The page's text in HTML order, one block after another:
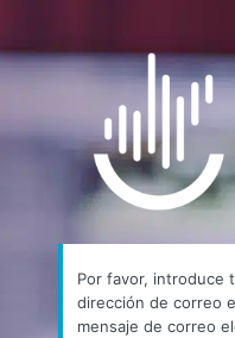
Contraseña
perdida
Por favor, introduce
dirección de correo
mensaje de correo